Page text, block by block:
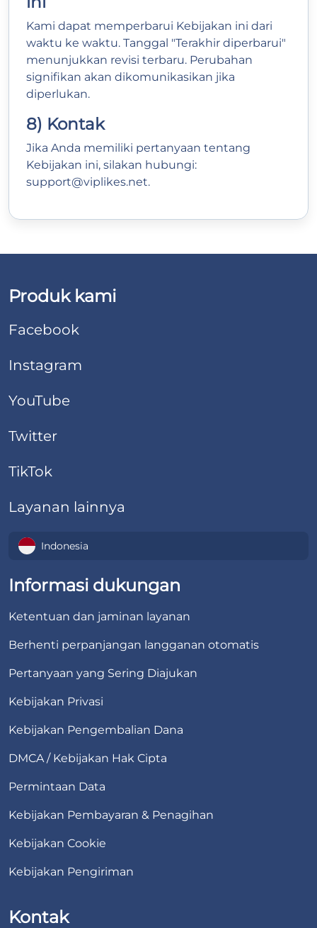
Kami dapat memperbarui Kebijakan ini dari
waktu ke waktu. Tanggal "Terakhir diperbarui"
menunjukkan revisi terbaru. Perubahan
signifikan akan dikomunikasikan jika
diperlukan.
8) Kontak
Jika Anda memiliki pertanyaan tentang
Kebijakan ini, silakan hubungi:
support@viplikes.net.
Produk kami
Facebook
Instagram
YouTube
Twitter
TikTok
Layanan lainnya
Indonesia
Informasi dukungan
Ketentuan dan jaminan layanan
Berhenti perpanjangan langganan otomatis
Pertanyaan yang Sering Diajukan
Kebijakan Privasi
Kebijakan Pengembalian Dana
DMCA / Kebijakan Hak Cipta
Permintaan Data
Kebijakan Pembayaran & Penagihan
Kebijakan Cookie
Kebijakan Pengiriman
Kontak